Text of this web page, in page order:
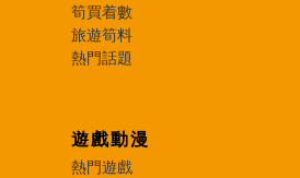
筍買着數
旅遊筍料
熱門話題
遊戲動漫
熱門遊戲